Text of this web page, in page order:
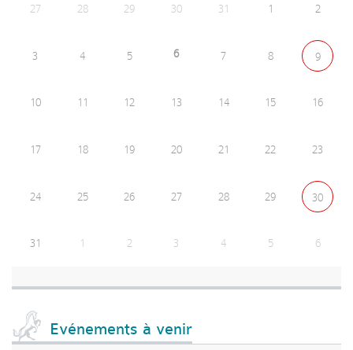
27 28 29 30 31 1 2
3 4 5 6 7 8 9
10 11 12 13 14 15 16
17 18 19 20 21 22 23
24 25 26 27 28 29 30
31 1 2 3 4 5 6
Evénements à venir